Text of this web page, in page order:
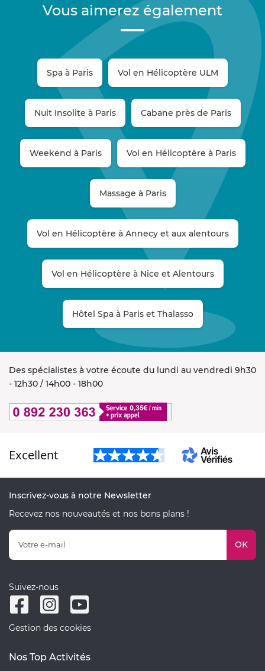
Vous aimerez également
Spa à Paris Vol en Hélicoptère ULM
Nuit Insolite à Paris Cabane près de Paris
Weekend à Paris Vol en Hélicoptère à Paris
Massage à Paris
Vol en Hélicoptère à Annecy et aux alentours
Vol en Hélicoptère à Nice et Alentours
Hôtel Spa à Paris et Thalasso
Des spécialistes à votre écoute du lundi au vendredi 9h30
- 12h30 / 14h00 - 18h00
Excellent
Inscrivez-vous à notre Newsletter
Recevez nos nouveautés et nos bons plans !
OK
Suivez-nous
Gestion des cookies
Nos Top Activités